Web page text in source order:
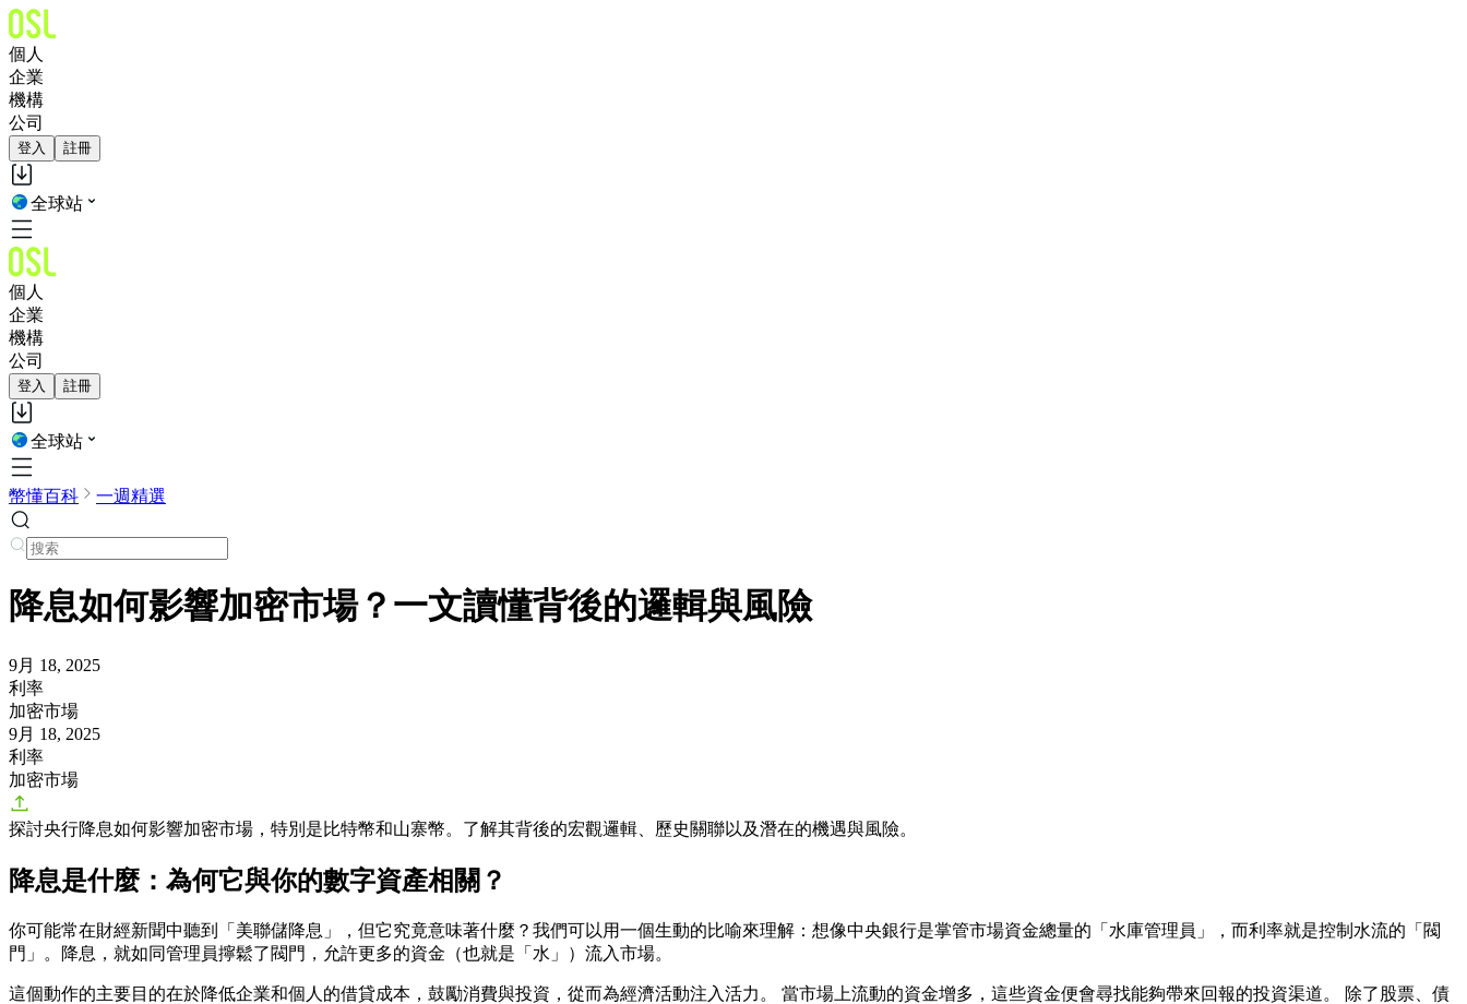
個人
企業
機構
公司
登入 註冊
全球站
個人
企業
機構
公司
登入 註冊
全球站
幣懂百科 一週精選
降息如何影響加密市場？一文讀懂背後的邏輯與風險
9月 18, 2025
利率
加密市場
9月 18, 2025
利率
加密市場
探討央行降息如何影響加密市場，特別是比特幣和山寨幣。了解其背後的宏觀邏輯、歷史關聯以及潛在的機遇與風險。
降息是什麼：為何它與你的數字資產相關？
你可能常在財經新聞中聽到「美聯儲降息」，但它究竟意味著什麼？我們可以用一個生動的比喻來理解：想像中央銀行是掌管市場資金總量的「水庫管理員」，而利率就是控制水流的「閥
門」。降息，就如同管理員擰鬆了閥門，允許更多的資金（也就是「水」）流入市場。
這個動作的主要目的在於降低企業和個人的借貸成本，鼓勵消費與投資，從而為經濟活動注入活力。 當市場上流動的資金增多，這些資金便會尋找能夠帶來回報的投資渠道。 除了股票、債